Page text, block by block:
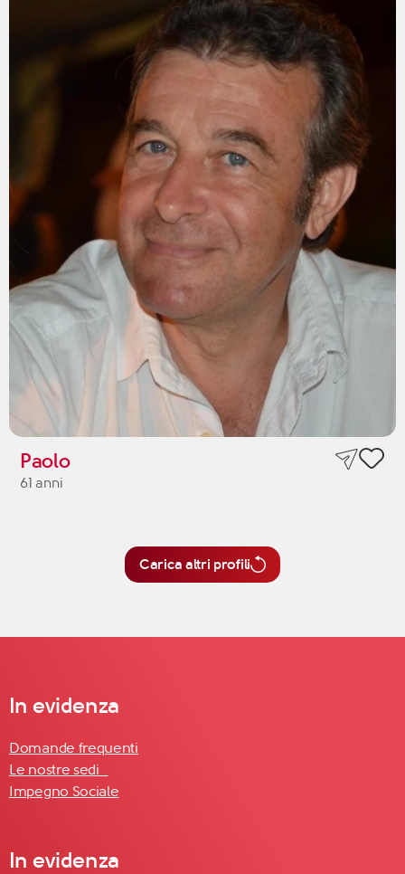
Paolo
61 anni
Carica altri profili
In evidenza
Domande frequenti
Le nostre sedi
Impegno Sociale
In evidenza